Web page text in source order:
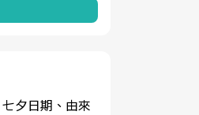
夕日期、由來